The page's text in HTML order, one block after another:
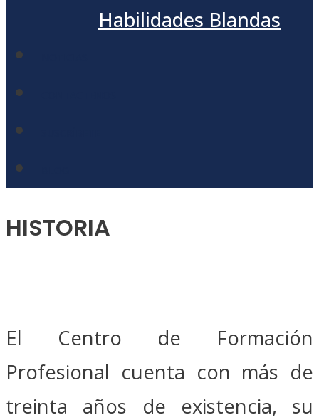
Habilidades Blandas
HISTORIA
El Centro de Formación
Profesional cuenta con más de
treinta años de existencia, su